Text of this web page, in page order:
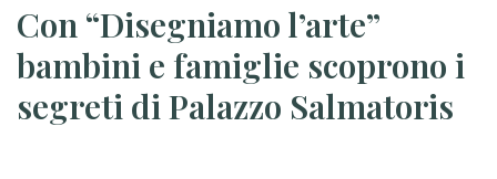
Con “Disegniamo l’arte”
bambini e famiglie scoprono i
segreti di Palazzo Salmatoris